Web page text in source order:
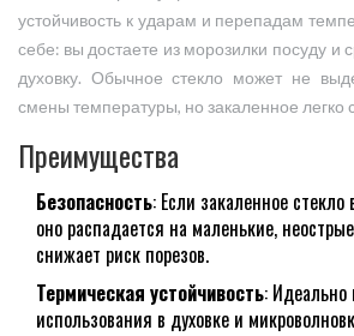
устойчивость к ударам и перепадам
себе: вы достаете из морозилки посуду и
духовку. Обычное стекло может не
смены температуры, но закаленное легко
Преимущества
Безопасность: Если закаленное
оно распадается на маленькие,
снижает риск порезов.
Термическая устойчивость:
использования в духовке и